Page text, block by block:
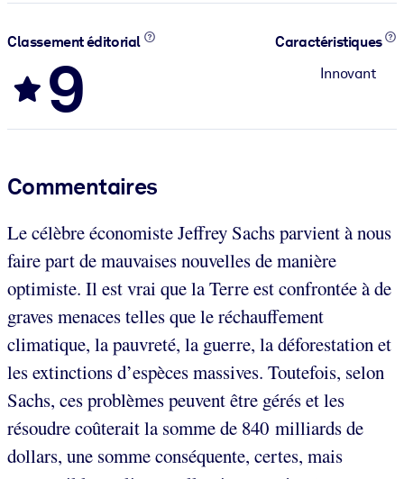
Classement éditorial
9
Caractéristiques
Innovant
Commentaires
Le célèbre économiste Jeffrey Sachs parvient à nous
faire part de mauvaises nouvelles de manière
optimiste. Il est vrai que la Terre est confrontée à de
graves menaces telles que le réchauffement
climatique, la pauvreté, la guerre, la déforestation et
les extinctions d’espèces massives. Toutefois, selon
Sachs, ces problèmes peuvent être gérés et les
résoudre coûterait la somme de 840 milliards de
dollars, une somme conséquente, certes, mais